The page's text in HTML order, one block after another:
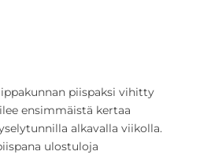
piispaksi vihitty
ensimmäistä kertaa
alkavalla viikolla.
ulostuloja